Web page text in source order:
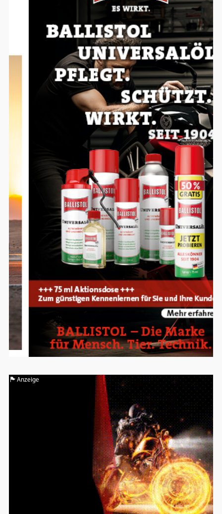
Anzeige